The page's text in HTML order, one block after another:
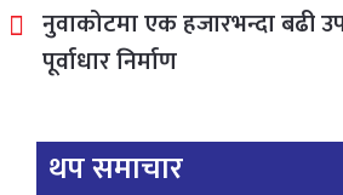
नुवाकोटमा एक हजारभन्दा बढी
पूर्वाधार निर्माण
थप समाचार